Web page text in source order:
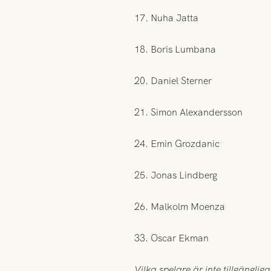
17. Nuha Jatta
18. Boris Lumbana
20. Daniel Sterner
21. Simon Alexandersson
24. Emin Grozdanic
25. Jonas Lindberg
26. Malkolm Moenza
33. Oscar Ekman